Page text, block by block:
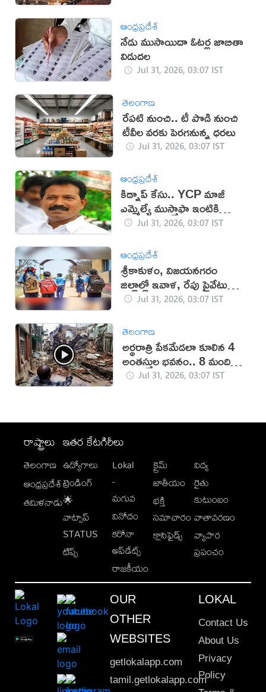
ఆంధ్రప్రదేశ్
నేడు ముసాయిదా ఓటర్ల జాబితా
విడుదల
Jul 31, 2026, 03:07 IST
తెలంగాణ
రేపటి నుంచి.. టీ పొడి నుంచి
టీవీల వరకు పెరగనున్న ధరలు
Jul 31, 2026, 03:07 IST
ఆంధ్రప్రదేశ్
కిడ్నాప్ కేసు.. YCP మాజీ
ఎమ్మెల్యే ముస్తాఫా ఇంటికి
పోలీసులు
Jul 31, 2026, 03:07 IST
ఆంధ్రప్రదేశ్
శ్రీకాకుళం, విజయనగరం
జిల్లాల్లో ఇవాళ, రేపు ప్రైవేటు
స్కూళ్లకు సెలవు!
Jul 31, 2026, 03:07 IST
తెలంగాణ
అర్థరాత్రి పేకమేడలా కూలిన 4
అంతస్తుల భవనం.. 8 మంది
మృతి (VIDEO)
Jul 31, 2026, 03:07 IST
రాష్ట్రాలు
తెలంగాణ
ఆంధ్రప్రదేశ్
తమిళనాడు
ఇతర కేటగిరీలు
ఉద్యోగాలు
ట్రెండింగ్
🌟
వాట్సాప్
STATUS
టిప్స్
Lokal
-
మగువ
వినోదం
కరోనా
అప్‌డేట్స్
రాజకీయం
క్రైమ్
జాతీయం
భక్తి
సమాచారం
క్లాసిఫైడ్స్
విద్య
రైతు
కుటుంబం
వాతావరణం
వ్యాపార
ప్రపంచం
OUR
OTHER
WEBSITES
getlokalapp.com
tamil.getlokalapp.com
LOKAL
Contact Us
About Us
Privacy
Policy